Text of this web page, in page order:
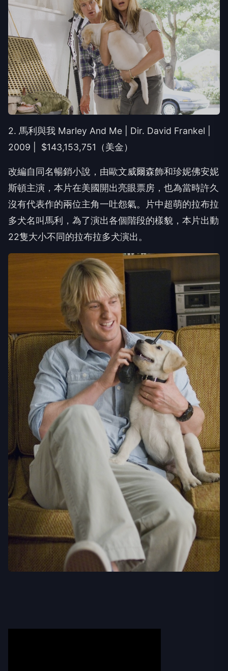
2. 馬利與我 Marley And Me | Dir. David Frankel |
2009 | $143,153,751（美金）
改編自同名暢銷小說，由歐文威爾森飾和珍妮佛安妮
斯頓主演，本片在美國開出亮眼票房，也為當時許久
沒有代表作的兩位主角一吐怨氣。片中超萌的拉布拉
多犬名叫馬利，為了演出各個階段的樣貌，本片出動
22隻大小不同的拉布拉多犬演出。